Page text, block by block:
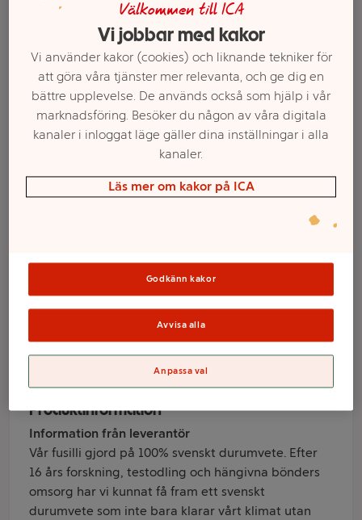
Pasta Svensk
Fusilli 450g
Kungsörnen
Varumärke
Produktinformation
Information från leverantör
Vår fusilli gjord på 100% svenskt durumvete. Efter
16 års forskning, testodling och hängivna bönders
omsorg har vi kunnat få fram ett svenskt
durumvete som inte bara klarar vårt klimat utan
Välj butik och handla
Sortimentet kan variera mellan butikerna
Välkommen till ICA
Vi jobbar med kakor
Vi använder kakor (cookies) och liknande tekniker för
att göra våra tjänster mer relevanta, och ge dig en
bättre upplevelse. De används också som hjälp i vår
marknadsföring. Besöker du någon av våra digitala
kanaler i inloggat läge gäller dina inställningar i alla
kanaler.
Läs mer om kakor på ICA
Godkänn kakor
Avvisa alla
Anpassa val